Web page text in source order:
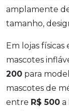
amplamente
tamanho,
Em lojas físicas
mascotes
200 para
mascotes de
entre R$ 500 a